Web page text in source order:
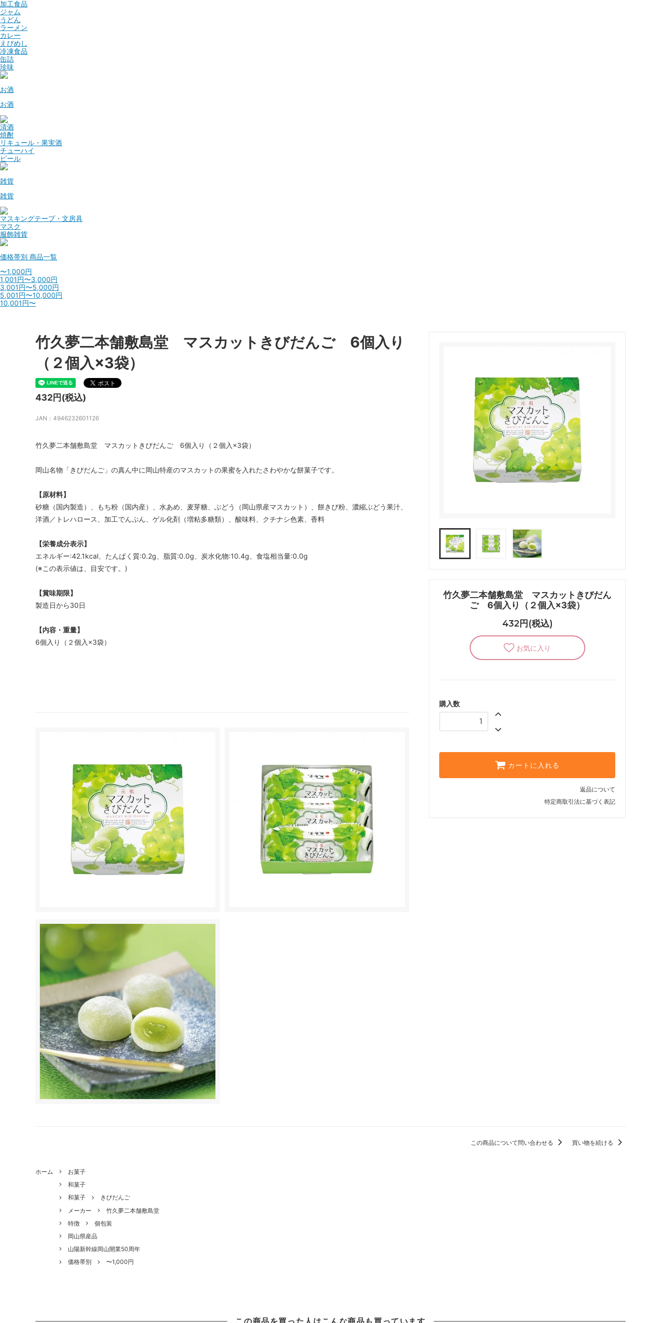
加工食品
ジャム
うどん
ラーメン
カレー
えびめし
冷凍食品
缶詰
珍味
お酒
お酒
清酒
焼酎
リキュール・果実酒
チューハイ
ビール
雑貨
雑貨
マスキングテープ・文房具
マスク
服飾雑貨
価格帯別 商品一覧
〜1,000円
1,001円〜3,000円
3,001円〜5,000円
5,001円〜10,000円
10,001円〜
竹久夢二本舗敷島堂 マスカットきびだん
ご 6個入り（２個入×3袋）
432円(税込)
購入数
カートに入れる
返品について
特定商取引法に基づく表記
竹久夢二本舗敷島堂 マスカットきびだんご 6個入り
（２個入×3袋）
432円(税込)
JAN：4946232601126
竹久夢二本舗敷島堂 マスカットきびだんご 6個入り（２個入×3袋）
岡山名物「きびだんご」の真ん中に岡山特産のマスカットの果蜜を入れたさわやかな餅菓子です。
【原材料】
砂糖（国内製造）、もち粉（国内産）、水あめ、麦芽糖、ぶどう（岡山県産マスカット）、餅きび粉、濃縮ぶどう果汁、
洋酒／トレハロース、加工でんぷん、ゲル化剤（増粘多糖類）、酸味料、クチナシ色素、香料
【栄養成分表示】
エネルギー:42.1kcal、たんぱく質:0.2g、脂質:0.0g、炭水化物:10.4g、食塩相当量:0.0g
(※この表示値は、目安です。)
【賞味期限】
製造日から30日
【内容・重量】
6個入り（２個入×3袋）
この商品について問い合わせる 買い物を続ける
ホーム
お菓子
和菓子
和菓子
きびだんご
メーカー
竹久夢二本舗敷島堂
特徴
個包装
岡山県産品
山陽新幹線岡山開業50周年
価格帯別
〜1,000円
この商品を買った人は こんな商品も買っています